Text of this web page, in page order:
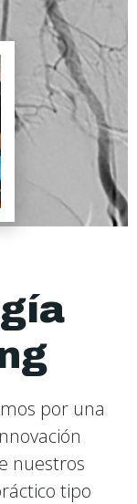
por una
nuestros
tipo